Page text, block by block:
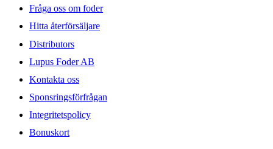
Fråga oss om foder
Hitta återförsäljare
Distributors
Lupus Foder AB
Kontakta oss
Sponsringsförfrågan
Integritetspolicy
Bonuskort